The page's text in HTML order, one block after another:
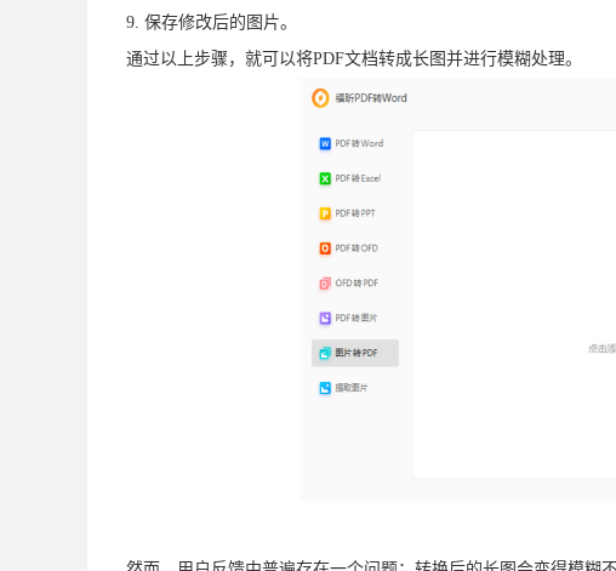
9. 保存修改后的图片。
通过以上步骤，就可以将PDF文档转成长图并进行模糊处理。